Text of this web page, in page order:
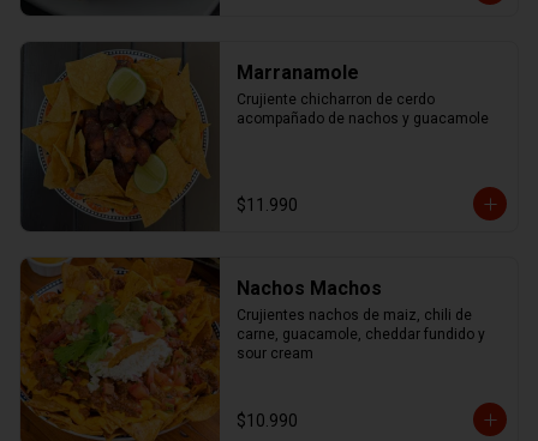
Marranamole
Crujiente chicharron de cerdo
acompañado de nachos y guacamole
$11.990
Nachos Machos
Crujientes nachos de maiz, chili de
carne, guacamole, cheddar fundido y
sour cream
$10.990